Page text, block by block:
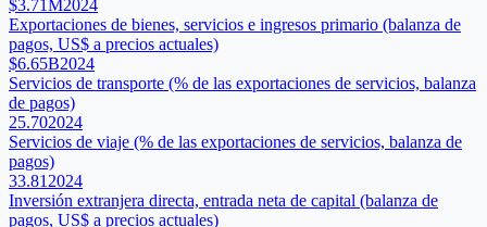
$3.71M2024
Exportaciones de bienes, servicios e ingresos primario (balanza de
pagos, US$ a precios actuales)
$6.65B2024
Servicios de transporte (% de las exportaciones de servicios, balanza
de pagos)
25.702024
Servicios de viaje (% de las exportaciones de servicios, balanza de
pagos)
33.81 2024
Inversión extranjera directa, entrada neta de capital (balanza de
pagos, US$ a precios actuales)